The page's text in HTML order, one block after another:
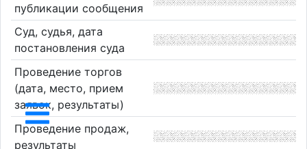
публикации сообщения
Суд, судья, дата
постановления суда
Проведение торгов
(дата, место, прием
заявок, результаты)
Проведение продаж,
результаты